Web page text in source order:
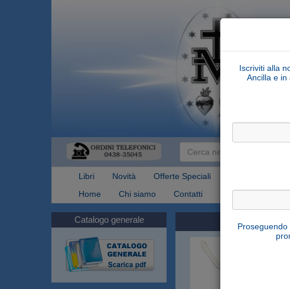
Iscriviti alla
Ancilla e in
Libri Novità Offerte Speciali
Home
Chi siamo Contatti Spedizioni
Catalogo generale